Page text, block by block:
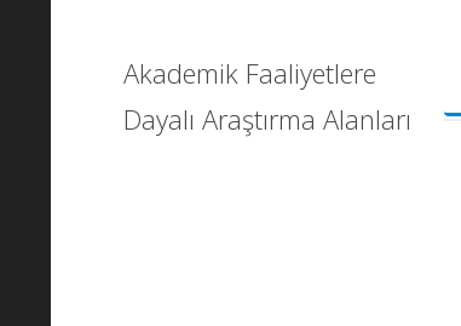
Akademik Faaliyetlere
Dayalı Araştırma Alanları